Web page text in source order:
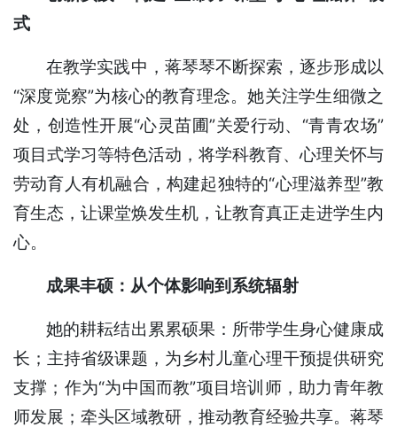
式
在教学实践中，蒋琴琴不断探索，逐步形成以
“深度觉察”为核心的教育理念。她关注学生细微之
处，创造性开展“心灵苗圃”关爱行动、“青青农场”
项目式学习等特色活动，将学科教育、心理关怀与
劳动育人有机融合，构建起独特的“心理滋养型”教
育生态，让课堂焕发生机，让教育真正走进学生内
心。
成果丰硕：从个体影响到系统辐射
她的耕耘结出累累硕果：所带学生身心健康成
长；主持省级课题，为乡村儿童心理干预提供研究
支撑；作为“为中国而教”项目培训师，助力青年教
师发展；牵头区域教研，推动教育经验共享。蒋琴